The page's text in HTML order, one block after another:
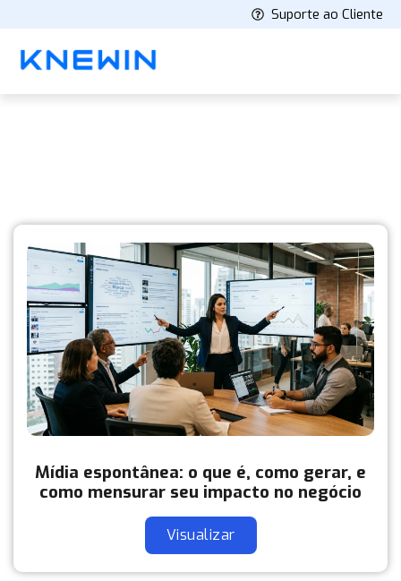
Suporte ao Cliente
Mídia espontânea: o que é, como gerar, e
como mensurar seu impacto no negócio
Visualizar